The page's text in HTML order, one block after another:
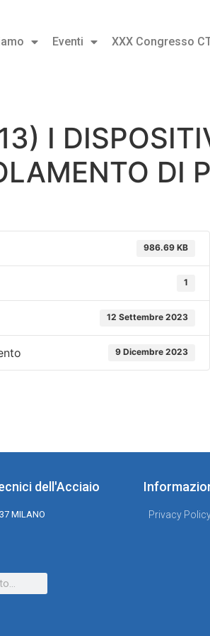
Eventi XXX Congresso
I
DI
986.69 KB
1
12 Settembre 2023
9 Dicembre 2023
dell'Acciaio
MILANO
Privacy